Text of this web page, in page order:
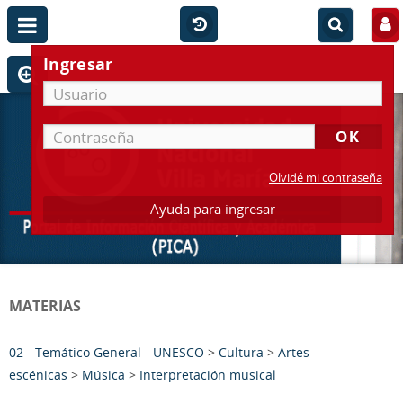
Ingresar
Olvidé mi contraseña
Ayuda para ingresar
MATERIAS
02 - Temático General - UNESCO > Cultura > Artes
escénicas > Música > Interpretación musical